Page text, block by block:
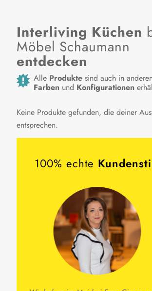
Interliving Küchen
Möbel Schaumann
entdecken
Alle Produktesind auch in
Farbenund Konfigurationen
Keine Produkte gefunden, die deiner
entsprechen.
100% echte